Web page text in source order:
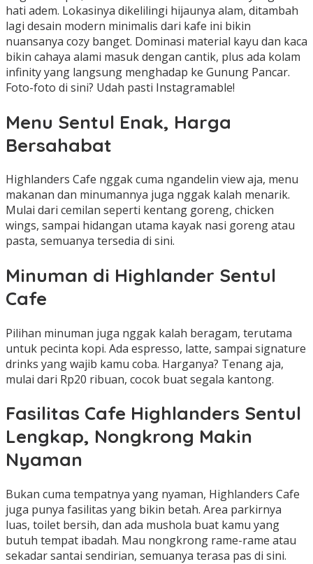
hati adem. Lokasinya dikelilingi hijaunya alam, ditambah
lagi desain modern minimalis dari kafe ini bikin
nuansanya cozy banget. Dominasi material kayu dan kaca
bikin cahaya alami masuk dengan cantik, plus ada kolam
infinity yang langsung menghadap ke Gunung Pancar.
Foto-foto di sini? Udah pasti Instagramable!
Menu Sentul Enak, Harga
Bersahabat
Highlanders Cafe nggak cuma ngandelin view aja, menu
makanan dan minumannya juga nggak kalah menarik.
Mulai dari cemilan seperti kentang goreng, chicken
wings, sampai hidangan utama kayak nasi goreng atau
pasta, semuanya tersedia di sini.
Minuman di Highlander Sentul
Cafe
Pilihan minuman juga nggak kalah beragam, terutama
untuk pecinta kopi. Ada espresso, latte, sampai signature
drinks yang wajib kamu coba. Harganya? Tenang aja,
mulai dari Rp20 ribuan, cocok buat segala kantong.
Fasilitas Cafe Highlanders Sentul
Lengkap, Nongkrong Makin
Nyaman
Bukan cuma tempatnya yang nyaman, Highlanders Cafe
juga punya fasilitas yang bikin betah. Area parkirnya
luas, toilet bersih, dan ada mushola buat kamu yang
butuh tempat ibadah. Mau nongkrong rame-rame atau
sekadar santai sendirian, semuanya terasa pas di sini.